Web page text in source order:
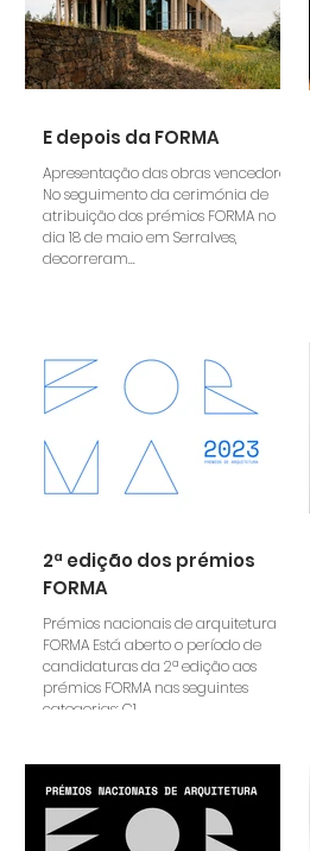
E depois da FORMA
Apresentação das obras vencedoras
No seguimento da cerimónia de
atribuição dos prémios FORMA no
dia 18 de maio em Serralves,
decorreram...
2ª edição dos prémios
FORMA
Prémios nacionais de arquitetura
FORMA Está aberto o período de
candidaturas da 2ª edição aos
prémios FORMA nas seguintes
categorias: C1...